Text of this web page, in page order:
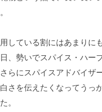
している割にはあまりに
、勢いでスパイス・ハー
らにスパイスアドバイザ
さを伝えたくなってうっ
。